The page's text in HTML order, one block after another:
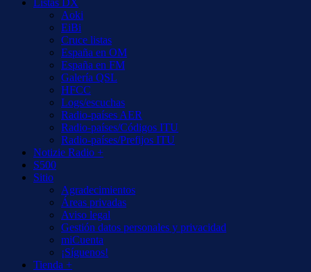
Listas DX
Aoki
EiBi
Cruce listas
España en OM
España en FM
Galería QSL
HFCC
Logs/escuchas
Radio-países AER
Radio-países/Códigos ITU
Radio-países/Prefijos ITU
Notizie Radio +
S500
Sitio
Agradecimientos
Áreas privadas
Aviso legal
Gestión datos personales y privacidad
miCuenta
¡Síguenos!
Tienda +